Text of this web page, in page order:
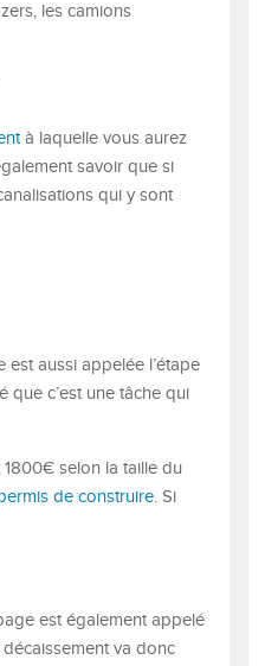
les camions
à laquelle vous aurez
savoir que si
qui y sont
aussi appelée l’étape
que c’est une tâche qui
selon la taille du
de construire. Si
est également appelé
va donc